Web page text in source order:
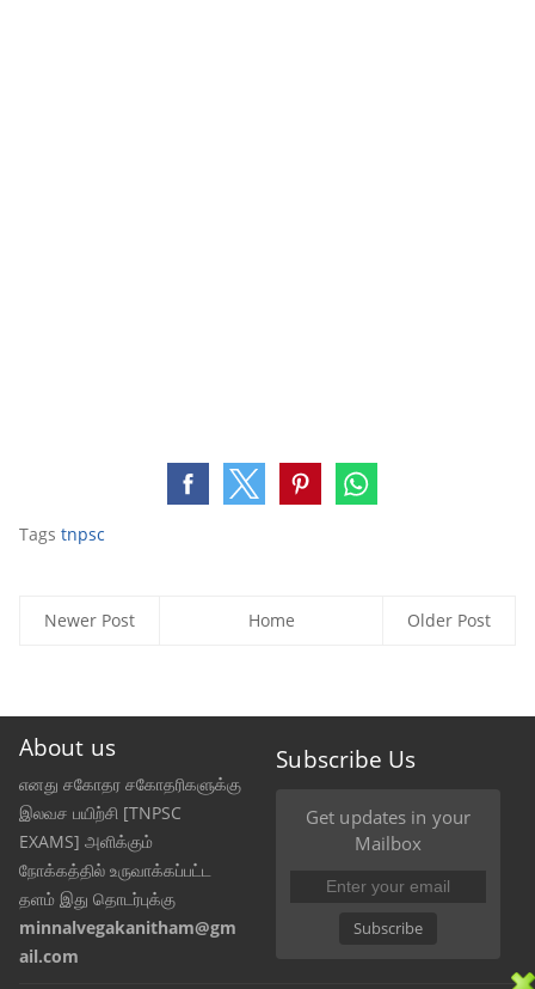
Tags tnpsc
Newer Post Older Post
Home
About us
எனது சகோதர சகோதரிகளுக்கு
இலவச பயிற்சி [TNPSC
EXAMS] அளிக்கும்
நோக்கத்தில் உருவாக்கப்பட்ட
தளம் இது தொடர்புக்கு
minnalvegakanitham@gm
ail.com
Subscribe Us
Get updates in your
Mailbox
Subscribe